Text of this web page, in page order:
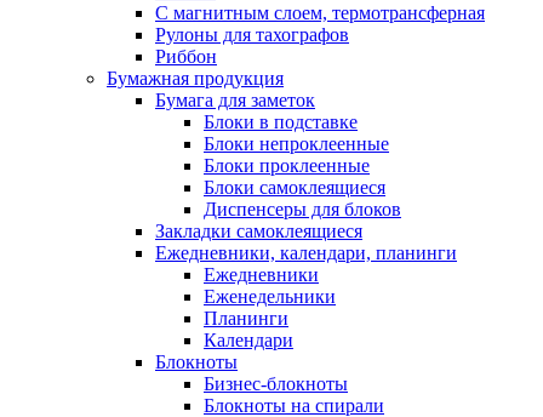
С магнитным слоем, термотрансферная
Рулоны для тахографов
Риббон
Бумажная продукция
Бумага для заметок
Блоки в подставке
Блоки непроклеенные
Блоки проклеенные
Блоки самоклеящиеся
Диспенсеры для блоков
Закладки самоклеящиеся
Ежедневники, календари, планинги
Ежедневники
Еженедельники
Планинги
Календари
Блокноты
Бизнес-блокноты
Блокноты на спирали